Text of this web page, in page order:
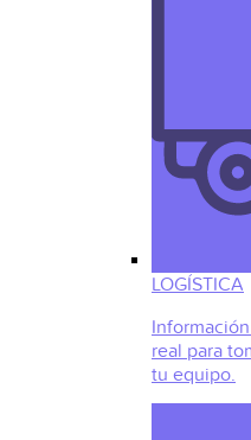
LOGÍSTICA
real para
tu equipo.